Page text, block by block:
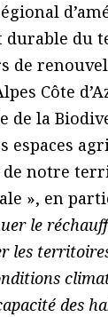
durable du
de
Côte
de la
espaces
notre
», en
le
les
des